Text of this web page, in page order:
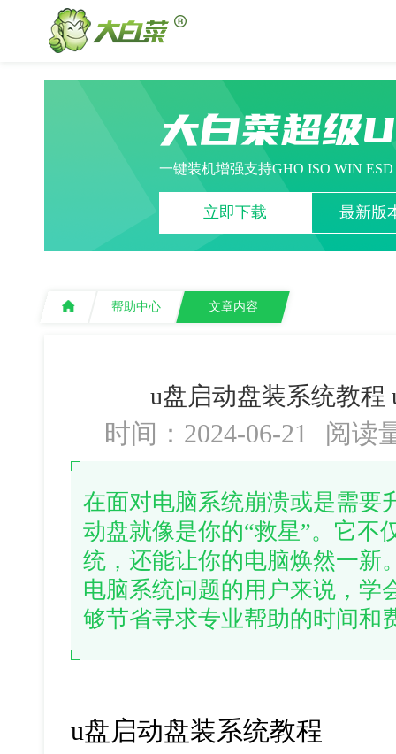
大白菜超级
一键装机增强支持GHO ISO WIN
立即下载 最新版
帮助中心 文章内容
u盘启动盘装系统教程
时间：2024-06-21 阅读
在面对电脑系统崩溃或是需要
动盘就像是你的“救星”。它不
统，还能让你的电脑焕然一新
电脑系统问题的用户来说，学
够节省寻求专业帮助的时间和
u盘启动盘装系统教程